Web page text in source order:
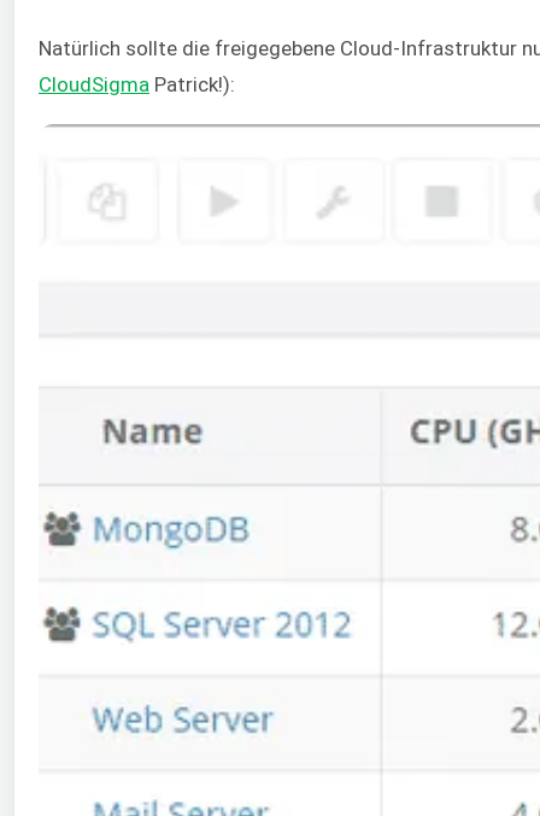
Natürlich sollte die freigegebene Cloud-Infrastruktur
CloudSigma Patrick!):